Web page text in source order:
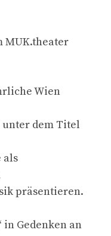
MUK.theater
Wien
unter dem Titel
als
präsentieren.
in Gedenken an